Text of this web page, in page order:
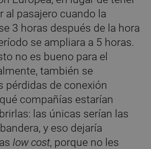
al pasajero cuando la
3 horas después de la hora
se ampliara a 5 horas.
no es bueno para el
también se
pérdidas de conexión
compañías estarían
las únicas serían las
y eso dejaría
low cost, porque no les